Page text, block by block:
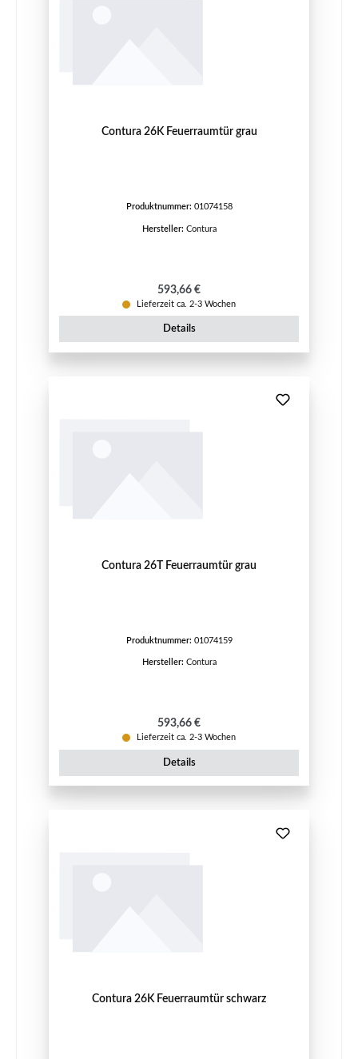
Contura 26K Feuerraumtür grau
Produktnummer: 01074158
Hersteller: Contura
Regulärer Preis:
593,66 €
Lieferzeit ca. 2-3 Wochen
Details
Contura 26T Feuerraumtür grau
Produktnummer: 01074159
Hersteller: Contura
Regulärer Preis:
593,66 €
Lieferzeit ca. 2-3 Wochen
Details
Contura 26K Feuerraumtür schwarz